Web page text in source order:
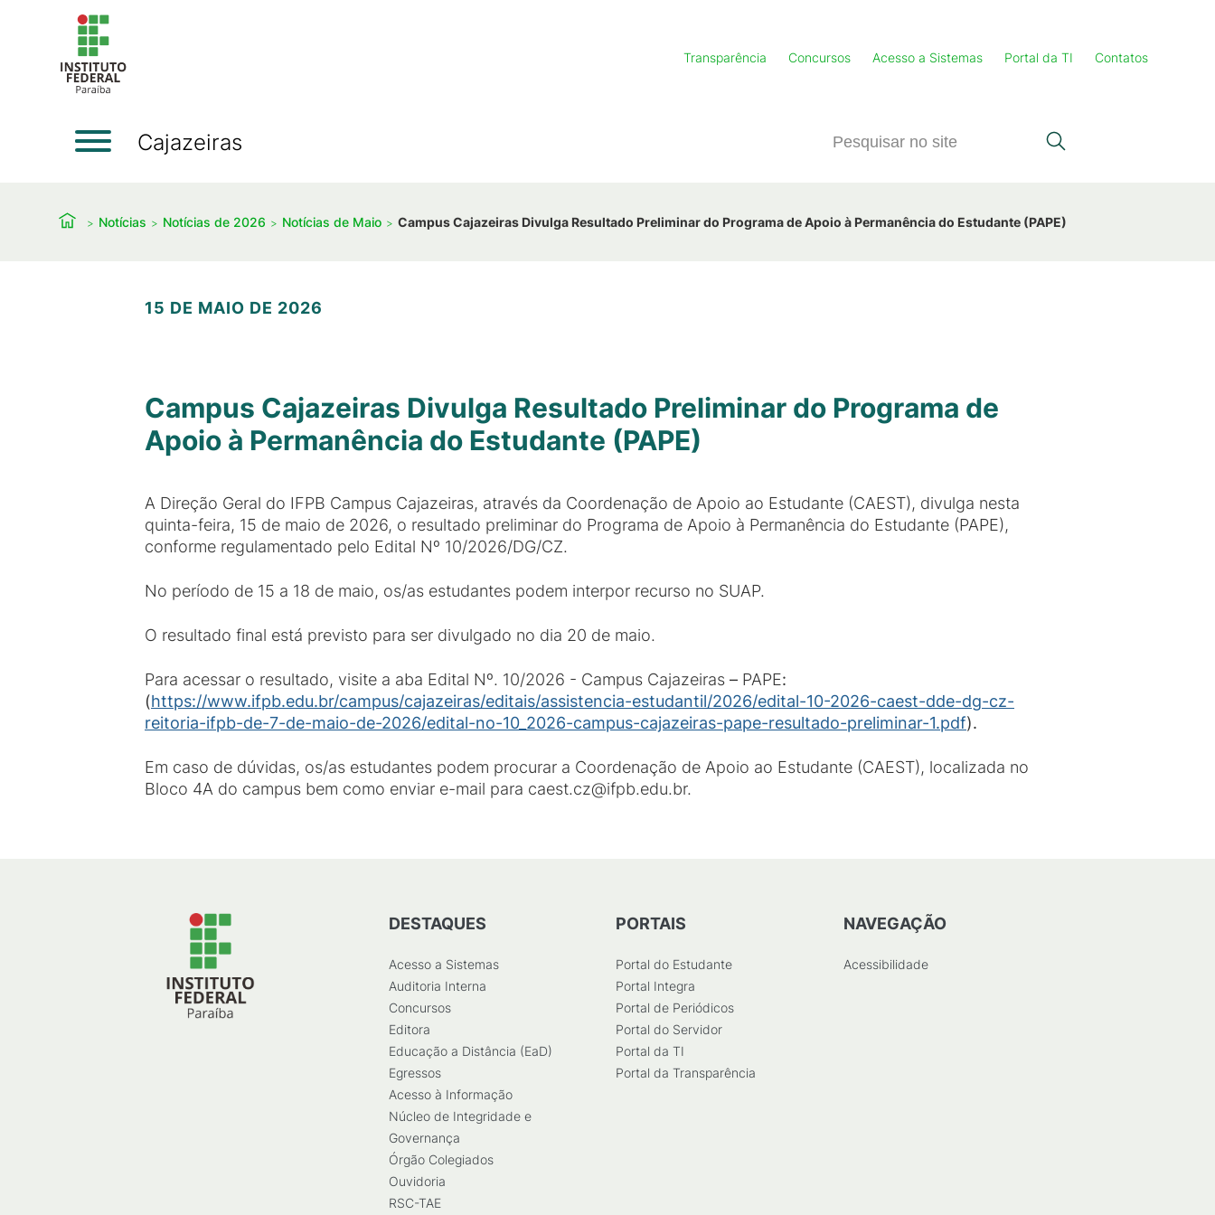
Transparência Concursos Acesso a Sistemas Portal da TI Contatos
Cajazeiras
Notícias Notícias de 2026 Notícias de Maio Campus Cajazeiras Divulga Resultado Preliminar do Programa de Apoio à Permanência do Estudante (PAPE)
15 DE MAIO DE 2026
Campus Cajazeiras Divulga Resultado Preliminar do Programa de
Apoio à Permanência do Estudante (PAPE)
A Direção Geral do IFPB Campus Cajazeiras, através da Coordenação de Apoio ao Estudante (CAEST), divulga nesta
quinta-feira, 15 de maio de 2026, o resultado preliminar do Programa de Apoio à Permanência do Estudante (PAPE),
conforme regulamentado pelo Edital Nº 10/2026/DG/CZ.
No período de 15 a 18 de maio, os/as estudantes podem interpor recurso no SUAP.
O resultado final está previsto para ser divulgado no dia 20 de maio.
Para acessar o resultado, visite a aba Edital Nº. 10/2026 - Campus Cajazeiras – PAPE:
(https://www.ifpb.edu.br/campus/cajazeiras/editais/assistencia-estudantil/2026/edital-10-2026-caest-dde-dg-cz-
reitoria-ifpb-de-7-de-maio-de-2026/edital-no-10_2026-campus-cajazeiras-pape-resultado-preliminar-1.pdf).
Em caso de dúvidas, os/as estudantes podem procurar a Coordenação de Apoio ao Estudante (CAEST), localizada no
Bloco 4A do campus bem como enviar e-mail para caest.cz@ifpb.edu.br.
DESTAQUES
Acesso a Sistemas
Auditoria Interna
Concursos
Editora
Educação a Distância (EaD)
Egressos
Acesso à Informação
Núcleo de Integridade e
Governança
Órgão Colegiados
Ouvidoria
RSC-TAE
PORTAIS
Portal do Estudante
Portal Integra
Portal de Periódicos
Portal do Servidor
Portal da TI
Portal da Transparência
NAVEGAÇÃO
Acessibilidade